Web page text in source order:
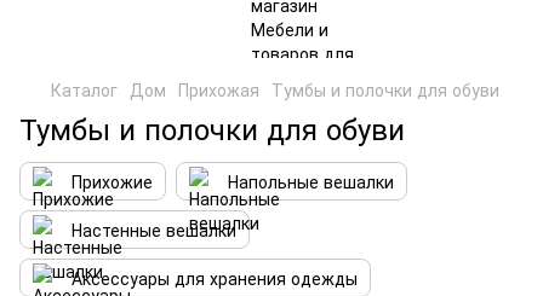
Каталог Дом Прихожая Тумбы и полочки для обуви
Тумбы и полочки для обуви
Прихожие
Напольные вешалки
Настенные вешалки
Аксессуары для хранения одежды